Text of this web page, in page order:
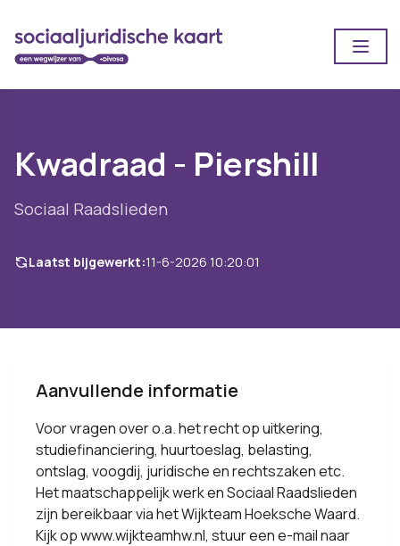
Kwadraad - Piershill
Sociaal Raadslieden
Laatst bijgewerkt:11-6-2026 10:20:01
Aanvullende informatie
Voor vragen over o.a. het recht op uitkering,
studiefinanciering, huurtoeslag, belasting,
ontslag, voogdij, juridische en rechtszaken etc.
Het maatschappelijk werk en Sociaal Raadslieden
zijn bereikbaar via het Wijkteam Hoeksche Waard.
Kijk op www.wijkteamhw.nl, stuur een e-mail naar